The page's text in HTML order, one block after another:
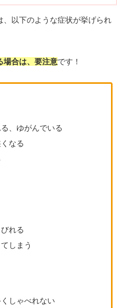
、以下のような症状が挙げられ
場合は、要注意です！
、ゆがんでいる
なる
れる
しまう
しゃべれない